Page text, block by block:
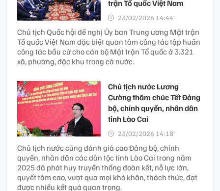
trận Tổ quốc Việt Nam
23/02/2026 14:44’
Chủ tịch Quốc hội đề nghị Ủy ban Trung ương Mặt trận
Tổ quốc Việt Nam đặc biệt quan tâm công tác tập huấn
công tác bầu cử cho cán bộ Mặt trận Tổ quốc ở 3.321
xã, phường, đặc khu trong cả nước.
Chủ tịch nước Lương
Cường thăm chúc Tết Đảng
bộ, chính quyền, nhân dân
tỉnh Lào Cai
23/02/2026 14:18’
Chủ tịch nước cũng đánh giá cao Đảng bộ, chính
quyền, nhân dân các dân tộc tỉnh Lào Cai trong năm
2025 đã phát huy truyền thống đoàn kết, nỗ lực lớn,
quyết tâm cao, vượt qua mọi khó khăn, thách thức, đạt
được nhiều kết quả quan trọng.